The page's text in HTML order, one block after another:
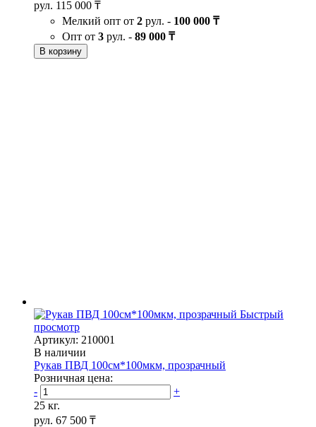
рул. 115 000 ₸
Мелкий опт от 2 рул. - 100 000 ₸
Опт от 3 рул. - 89 000 ₸
В корзину
Быстрый
просмотр
Артикул: 210001
В наличии
Рукав ПВД 100см*100мкм, прозрачный
Розничная цена:
-
+
25 кг.
рул. 67 500 ₸